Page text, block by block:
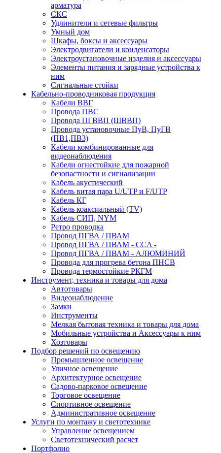
арматура
СКС
Удлинители и сетевые фильтры
Умный дом
Шкафы, боксы и аксессуары
Электродвигатели и конденсаторы
Электроустановочные изделия и аксессуары
Элементы питания и зарядные устройства к
ним
Сигнальные стойки
Кабельно-проводниковая продукция
Кабели ВВГ
Провода ПВС
Провода ПГВВП (ШВВП)
Провода установочные ПуВ, ПуГВ
(ПВ1,ПВ3)
Кабели комбинированные для
видеонаблюдения
Кабели огнестойкие для пожарной
безопастности и сигнализации
Кабель акустический
Кабель витая пара U/UTP и F/UTP
Кабель КГ
Кабель коаксиальный (TV)
Кабель СИП, NYM
Ретро проводка
Провод ПГВА / ПВАМ
Провод ПГВА / ПВАМ - CCA -
Провод ПГВА / ПВАМ - АЛЮМИНИЙ
Провода для прогрева бетона ПНСВ
Провода термостойкие РКГМ
Инструмент, техника и товары для дома
Автотовары
Видеонаблюдение
Замки
Инструменты
Мелкая бытовая техника и товары для дома
Мобильные устройства и Аксессуары к ним
Хозтовары
Подбор решений по освещению
Промышленное освещение
Уличное освещение
Архитектурное освещение
Садово-парковое освещение
Торговое освещение
Спортивное освещение
Административное освещение
Услуги по монтажу и светотехнике
Управление освещением
Светотехнический расчет
Портфолио